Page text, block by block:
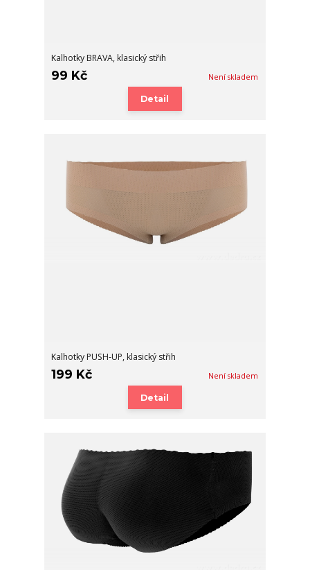
Kalhotky BRAVA, klasický střih
99 Kč Není skladem
Detail
Kalhotky PUSH-UP, klasický střih
199 Kč Není skladem
Detail